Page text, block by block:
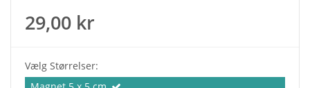
29,00 kr
Vælg Størrelser: